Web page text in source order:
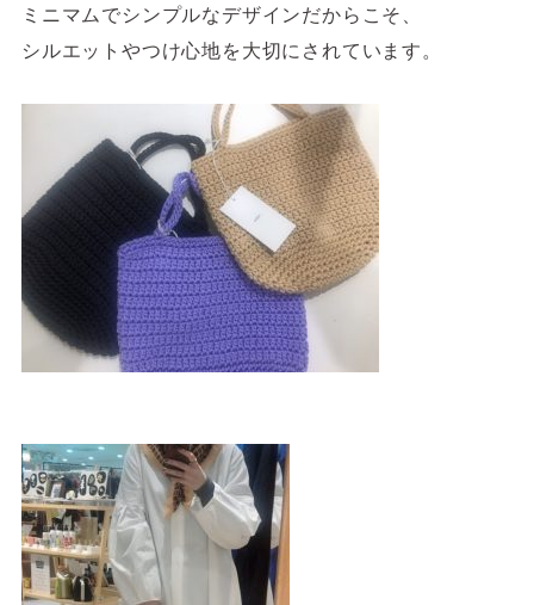
施設案内を見る
ミニマムでシンプルなデザインだからこそ、
シルエットやつけ心地を大切にされています。